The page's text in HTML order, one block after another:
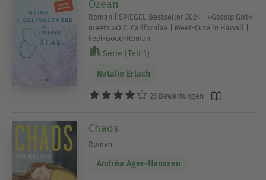
Ozean
Roman | SPIEGEL-Bestseller 2024 | »Gossip Girl«
meets »O.C. California« | Meet-Cute in Hawaii |
Feel-Good-Roman
Serie (Teil 1)
Natalie Erlach
25 Bewertungen
Chaos
Roman
Andréa Ager-Hanssen